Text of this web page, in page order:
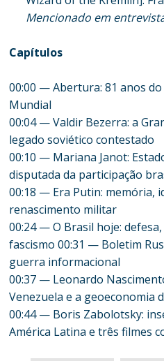
Mencionado em
Capítulos
00:00 — Abertura: 81 anos
Mundial
00:04 — Valdir Bezerra: a
legado soviético contestado
00:10 — Mariana Janot:
disputada da participação
00:18 — Era Putin: memória,
renascimento militar
00:24 — O Brasil hoje:
fascismo 00:31 — Boletim
guerra informacional
00:37 — Leonardo
Venezuela e a geoeconomia
00:44 — Boris Zabolotsky:
América Latina e três filmes